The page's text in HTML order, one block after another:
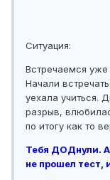
Ситуация:
Встречаемся
Начали
уехала учиться.
разрыв,
по итогу как то
Тебя ДОДнули. А
не прошел тест,